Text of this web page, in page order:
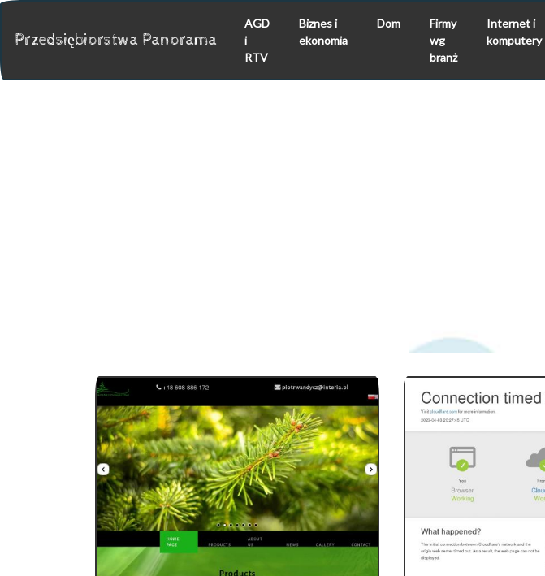
Przedsiębiorstwa Panorama
AGD
i
RTV
Biznes i
ekonomia
Dom
Firmy
wg
branż
Internet i
komputery